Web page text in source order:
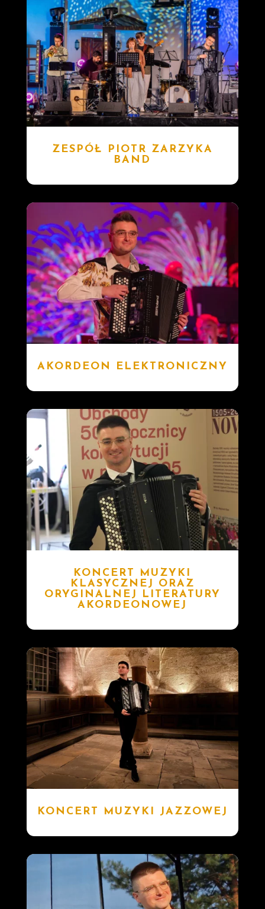
ZESPÓŁ PIOTR ZARZYKA
BAND
AKORDEON ELEKTRONICZNY
KONCERT MUZYKI
KLASYCZNEJ ORAZ
ORYGINALNEJ LITERATURY
AKORDEONOWEJ
KONCERT MUZYKI JAZZOWEJ